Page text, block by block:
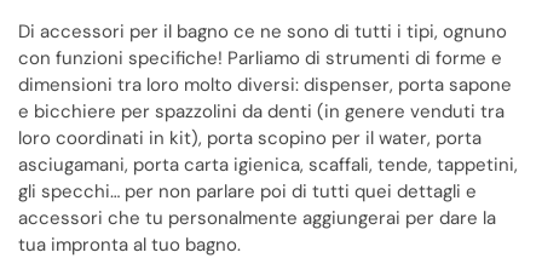
Di accessori per il bagno ce ne sono di tutti i tipi, ognuno
con funzioni specifiche! Parliamo di strumenti di forme e
dimensioni tra loro molto diversi: dispenser, porta sapone
e bicchiere per spazzolini da denti (in genere venduti tra
loro coordinati in kit), porta scopino per il water, porta
asciugamani, porta carta igienica, scaffali, tende, tappetini,
gli specchi… per non parlare poi di tutti quei dettagli e
accessori che tu personalmente aggiungerai per dare la
tua impronta al tuo bagno.